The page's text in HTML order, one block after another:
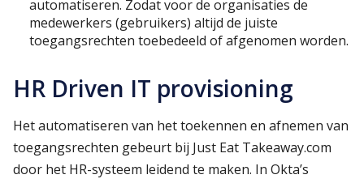
automatiseren. Zodat voor de organisaties de
medewerkers (gebruikers) altijd de juiste
toegangsrechten toebedeeld of afgenomen worden.
HR Driven IT provisioning
Het automatiseren van het toekennen en afnemen van
toegangsrechten gebeurt bij Just Eat Takeaway.com
door het HR-systeem leidend te maken. In Okta’s